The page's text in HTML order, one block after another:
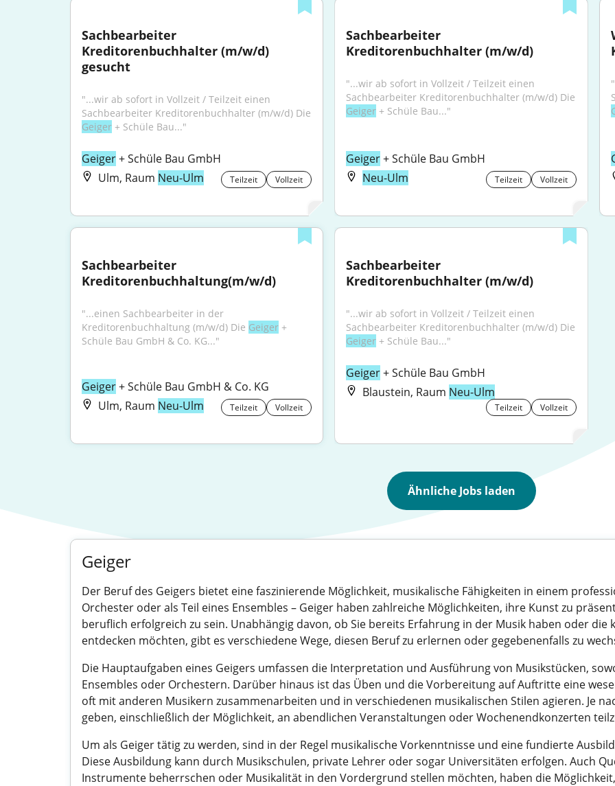
Sachbearbeiter
Kreditorenbuchhalter (m/w/d)
gesucht
"...wir ab sofort in Vollzeit / Teilzeit einen
Geiger + Schüle Bau..."
Geiger + Schüle Bau GmbH
Ulm, Raum Neu-Ulm Teilzeit Vollzeit
Sachbearbeiter
Kreditorenbuchhalter (m/w/d)
"...wir ab sofort in Vollzeit / Teilzeit einen
Geiger + Schüle Bau..."
Geiger + Schüle Bau GmbH
Neu-Ulm
Teilzeit Vollzeit
Sachbearbeiter
Kreditorenbuchhaltung(m/w/d)
"...einen Sachbearbeiter in der
Kreditorenbuchhaltung (m/w/d) Die Geiger +
Schüle Bau GmbH & Co. KG..."
Geiger + Schüle Bau GmbH & Co. KG
Ulm, Raum Neu-Ulm Teilzeit Vollzeit
Sachbearbeiter
Kreditorenbuchhalter (m/w/d)
"...wir ab sofort in Vollzeit / Teilzeit einen
Geiger + Schüle Bau..."
Geiger + Schüle Bau GmbH
Blaustein, Raum Neu-Ulm
Teilzeit Vollzeit
Ähnliche Jobs laden
Geiger
Der Beruf des Geigers bietet eine faszinierende Möglichkeit, musikalische Fähigkeiten in einem
Orchester oder als Teil eines Ensembles – Geiger haben zahlreiche Möglichkeiten, ihre Kunst zu
beruflich erfolgreich zu sein. Unabhängig davon, ob Sie bereits Erfahrung in der Musik haben oder die
entdecken möchten, gibt es verschiedene Wege, diesen Beruf zu erlernen oder gegebenenfalls zu
Die Hauptaufgaben eines Geigers umfassen die Interpretation und Ausführung von Musikstücken,
Ensembles oder Orchestern. Darüber hinaus ist das Üben und die Vorbereitung auf Auftritte eine
oft mit anderen Musikern zusammenarbeiten und in verschiedenen musikalischen Stilen agieren. Je
geben, einschließlich der Möglichkeit, an abendlichen Veranstaltungen oder Wochenendkonzerten
Um als Geiger tätig zu werden, sind in der Regel musikalische Vorkenntnisse und eine fundierte
Diese Ausbildung kann durch Musikschulen, private Lehrer oder sogar Universitäten erfolgen. Auch
Instrumente beherrschen oder Musikalität in den Vordergrund stellen möchten, haben die